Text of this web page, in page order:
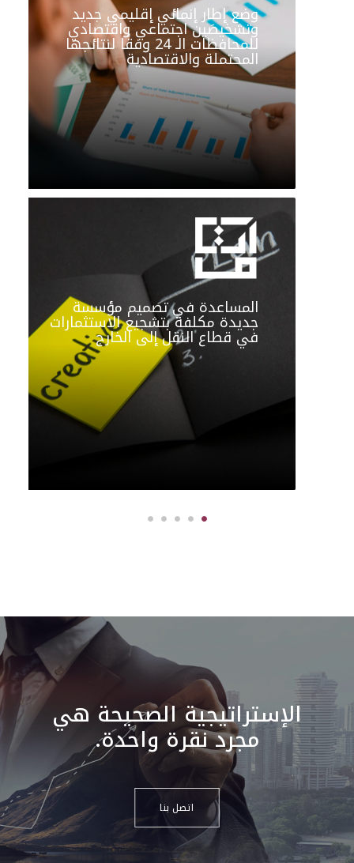
وضع إطار إنمائي إقليمي جديد
وتشخيصَين اجتماعي واقتصادي
للمحافظات الـ 24 وفقًا لنتائجها
المحتملة والاقتصادية
المساعدة في تصميم مؤسسة
جديدة مكلفة بتشجيع الاستثمارات
في قطاع النقل إلى الخارج
الإستراتيجية الصحيحة هي
مجرد نقرة واحدة.
اتصل بنا